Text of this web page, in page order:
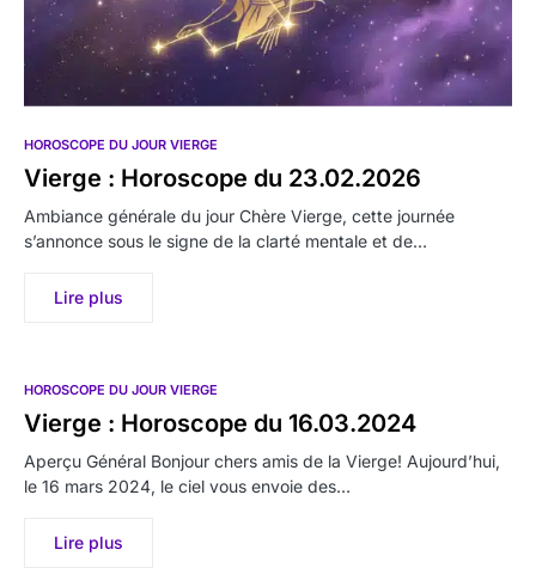
HOROSCOPE DU JOUR VIERGE
Vierge : Horoscope du 23.02.2026
Ambiance générale du jour Chère Vierge, cette journée
s’annonce sous le signe de la clarté mentale et de…
Lire plus
HOROSCOPE DU JOUR VIERGE
Vierge : Horoscope du 16.03.2024
Aperçu Général Bonjour chers amis de la Vierge! Aujourd’hui,
le 16 mars 2024, le ciel vous envoie des…
Lire plus